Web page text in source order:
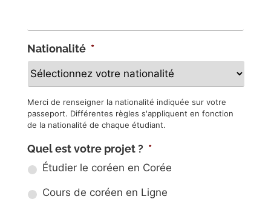
Nationalité *
Merci de renseigner la nationalité indiquée sur votre
passeport. Différentes règles s'appliquent en fonction
de la nationalité de chaque étudiant.
Quel est votre projet ? *
Étudier le coréen en Corée
Cours de coréen en Ligne